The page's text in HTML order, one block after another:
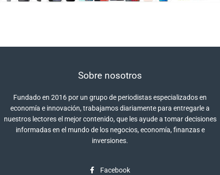
Sobre nosotros
Fundado en 2016 por un grupo de periodistas especializados en
economía e innovación, trabajamos diariamente para entregarle a
nuestros lectores el mejor contenido, que les ayude a tomar decisiones
informadas en el mundo de los negocios, economía, finanzas e
inversiones.
Facebook